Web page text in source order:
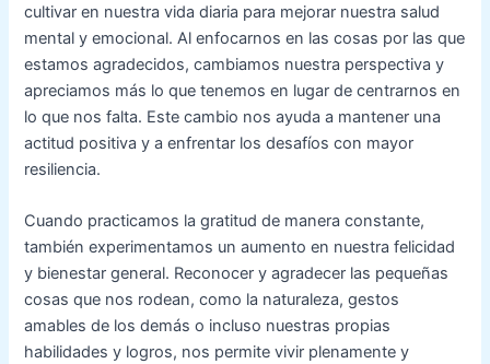
cultivar en nuestra vida diaria para mejorar nuestra salud
mental y emocional. Al enfocarnos en las cosas por las que
estamos agradecidos, cambiamos nuestra perspectiva y
apreciamos más lo que tenemos en lugar de centrarnos en
lo que nos falta. Este cambio nos ayuda a mantener una
actitud positiva y a enfrentar los desafíos con mayor
resiliencia.
Cuando practicamos la gratitud de manera constante,
también experimentamos un aumento en nuestra felicidad
y bienestar general. Reconocer y agradecer las pequeñas
cosas que nos rodean, como la naturaleza, gestos
amables de los demás o incluso nuestras propias
habilidades y logros, nos permite vivir plenamente y